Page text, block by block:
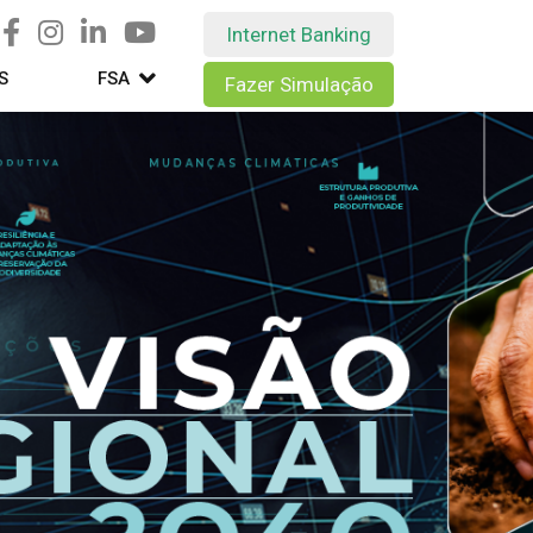
FSA
Internet Banking
Fazer Simulação